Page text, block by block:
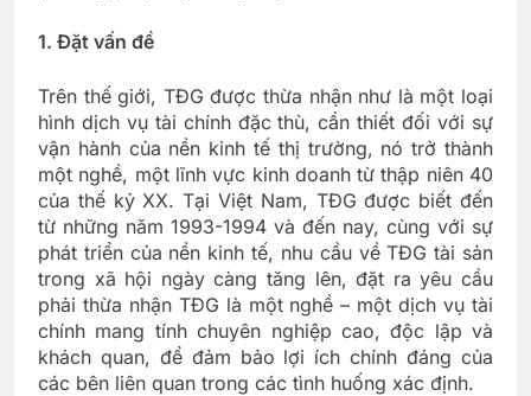
1. Đặt vấn đề
Trên thế giới, TĐG được thừa nhận như là một loại
hình dịch vụ tài chính đặc thù, cần thiết đối với sự
vận hành của nền kinh tế thị trường, nó trở thành
một nghề, một lĩnh vực kinh doanh từ thập niên 40
của thế kỷ XX. Tại Việt Nam, TĐG được biết đến
từ những năm 1993-1994 và đến nay, cùng với sự
phát triển của nền kinh tế, nhu cầu về TĐG tài sản
trong xã hội ngày càng tăng lên, đặt ra yêu cầu
phải thừa nhận TĐG là một nghề – một dịch vụ tài
chính mang tính chuyên nghiệp cao, độc lập và
khách quan, để đảm bảo lợi ích chính đáng của
các bên liên quan trong các tình huống xác định.